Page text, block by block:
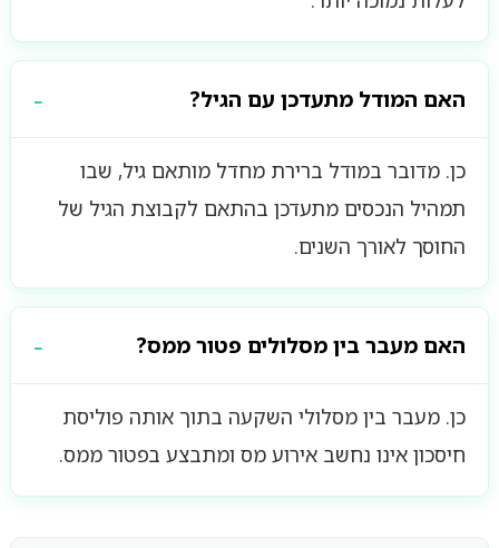
האם המודל מתעדכן עם הגיל?
כן. מדובר במודל ברירת מחדל מותאם גיל, שבו
תמהיל הנכסים מתעדכן בהתאם לקבוצת הגיל של
החוסך לאורך השנים.
האם מעבר בין מסלולים פטור ממס?
כן. מעבר בין מסלולי השקעה בתוך אותה פוליסת
חיסכון אינו נחשב אירוע מס ומתבצע בפטור ממס.